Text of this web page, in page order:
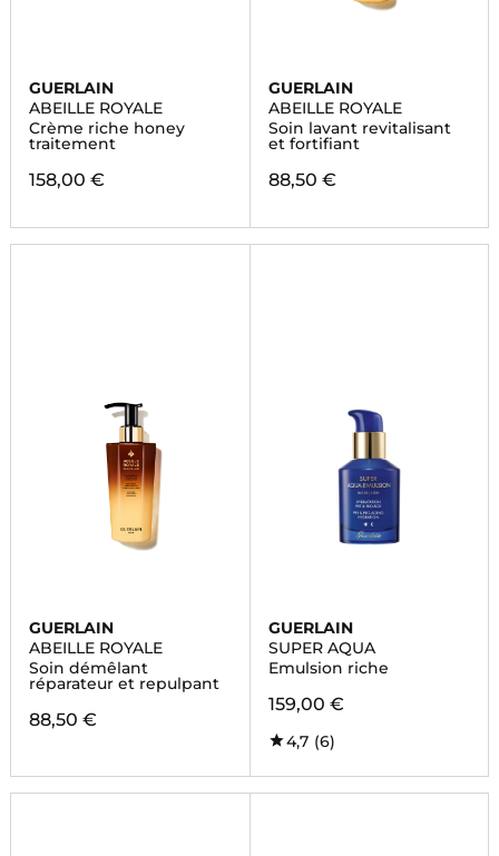
GUERLAIN
ABEILLE ROYALE
Crème riche honey
traitement
158,00 €
GUERLAIN
ABEILLE ROYALE
Soin lavant revitalisant
et fortifiant
88,50 €
GUERLAIN
ABEILLE ROYALE
Soin démêlant
réparateur et repulpant
88,50 €
GUERLAIN
SUPER AQUA
Emulsion riche
159,00 €
4,7 (6)